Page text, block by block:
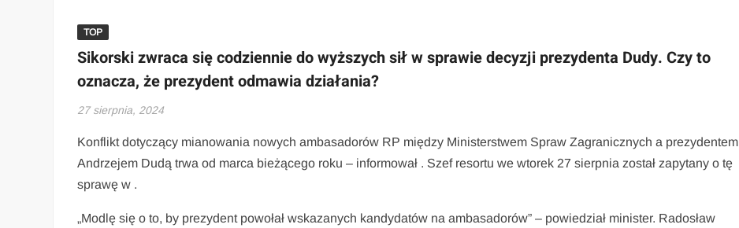
TOP
Sikorski zwraca się codziennie do wyższych sił w sprawie decyzji prezydenta Dudy. Czy to
oznacza, że prezydent odmawia działania?
27 sierpnia, 2024
Konflikt dotyczący mianowania nowych ambasadorów RP między Ministerstwem Spraw Zagranicznych a prezydentem
Andrzejem Dudą trwa od marca bieżącego roku – informował . Szef resortu we wtorek 27 sierpnia został zapytany o tę
sprawę w .
„Modlę się o to, by prezydent powołał wskazanych kandydatów na ambasadorów” – powiedział minister. Radosław